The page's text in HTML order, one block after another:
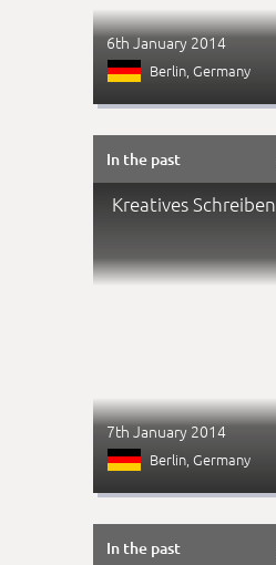
6th January 2014
Berlin, Germany
In the past
Kreatives Schreiben
7th January 2014
Berlin, Germany
In the past